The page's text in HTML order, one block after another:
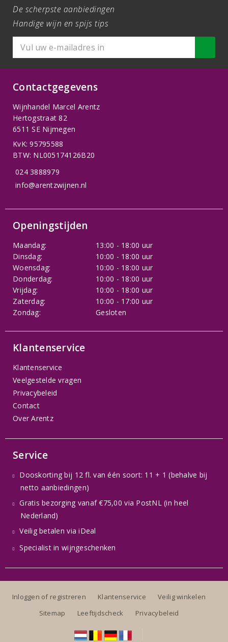
De scherpste aanbiedingen
Handige wijn en spijs tips
Contactgegevens
Wijnhandel Marcel Arentz
Hertogstraat 82
6511 SE Nijmegen
KvK: 95795588
BTW: NL005174126B20
024 3888979
info@arentzwijnen.nl
Openingstijden
Maandag:
13:00 - 18:00 uur
Dinsdag:
10:00 - 18:00 uur
Woensdag:
10:00 - 18:00 uur
Donderdag:
10:00 - 18:00 uur
Vrijdag:
10:00 - 18:00 uur
Zaterdag:
10:00 - 17:00 uur
Zondag:
Gesloten
Klantenservice
Klantenservice
Veelgestelde vragen
Privacybeleid
Contact
Over Arentz
Service
Dooskorting bij 12 fl. van één soort: 11 + 1 (behalve bij
netto aanbiedingen)
Gratis bezorging vanaf €75,00 via PostNL (in heel
Nederland)
Veilig betalen via iDeal
Specialist in wijngeschenken
Inloggen of registreren Klantenservice
Veilig winkelen
Sitemap
Leeftijdscheck Privacybeleid